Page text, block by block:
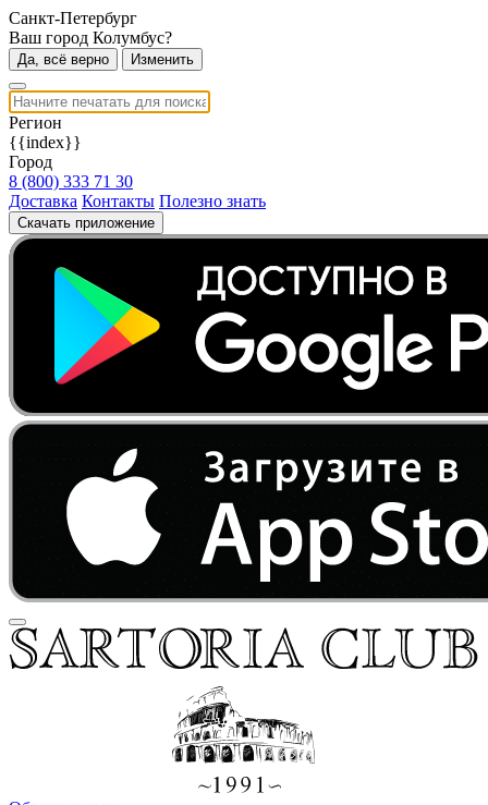
Санкт-Петербург
Ваш город Колумбус?
Да, всё верно Изменить
Регион
{{index}}
Город
8 (800) 333 71 30
Доставка Контакты Полезно знать
Скачать приложение